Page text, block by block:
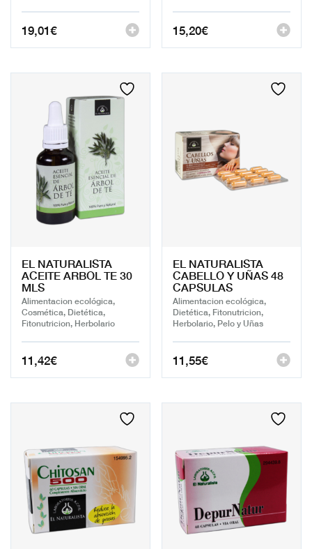
19,01€ 15,20€
EL NATURALISTA
ACEITE ARBOL TE 30
MLS
Alimentacion ecológica,
Cosmética, Dietética,
Fitonutricion, Herbolario
11,42€
EL NATURALISTA
CABELLO Y UÑAS 48
CAPSULAS
Alimentacion ecológica,
Dietética, Fitonutricion,
Herbolario, Pelo y Uñas
11,55€